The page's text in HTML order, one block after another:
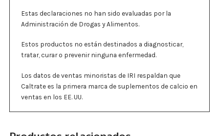
Estas declaraciones no han sido evaluadas por la
Administración de Drogas y Alimentos.
Estos productos no están destinados a diagnosticar,
tratar, curar o prevenir ninguna enfermedad.
Los datos de ventas minoristas de IRI respaldan que
Caltrate es la primera marca de suplementos de calcio en
ventas en los EE. UU.